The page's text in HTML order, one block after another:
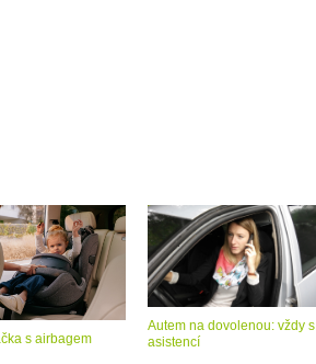
s airbagem
Autem na dovolenou: vždy s
asistencí